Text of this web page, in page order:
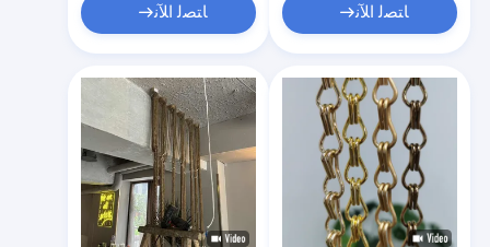
منتجات
عرض الواقع الافتراضي
معلومات عنا
ﺎﺘﺼﻟ ﺍﻶﻧ ﺎﺘﺼﻟ ﺍﻶﻧ